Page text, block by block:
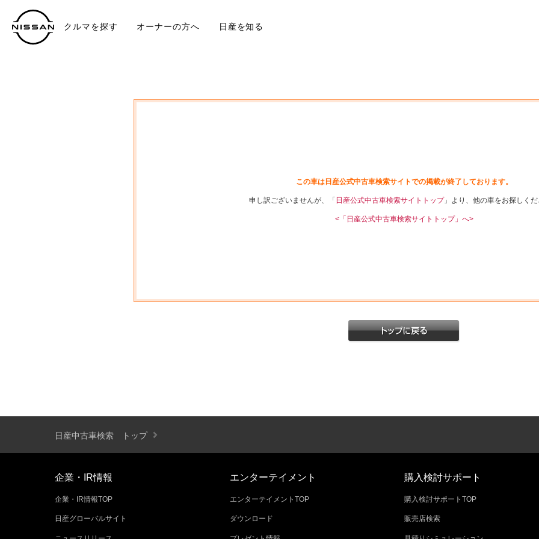
クルマを探す オーナーの方へ 日産を知る
この車は日産公式中古車検索サイトでの掲載が終了しております。
申し訳ございませんが、「 日産公式中古車検索サイトトップ」より、他の車をお探しくだ
<「日産公式中古車検索サイトトップ」へ>
日産中古車検索 トップ
企業・IR情報
企業・IR情報TOP
日産グローバルサイト
エンターテイメント
エンターテイメントTOP
ダウンロード
購入検討サポート
購入検討サポートTOP
販売店検索